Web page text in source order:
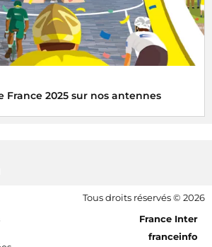
France 2025 sur nos antennes
officiel du Tour de France 2025
Tous droits réservés © 2026
[RDF] Pied de page - Mobile
France Inter
franceinfo